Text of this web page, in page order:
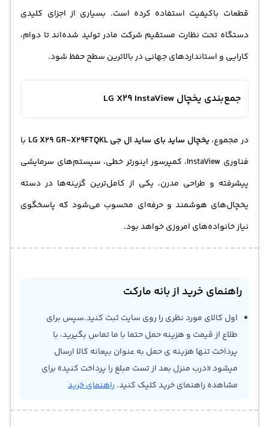
قطعات باکیفیت استفاده کرده است. بسیاری از اجزای کلیدی
دستگاه تحت نظارت مستقیم شرکت مادر تولید شده‌اند تا دوام،
کارایی و استانداردهای جهانی در بالاترین سطح حفظ شود.
جمع‌بندی یخچال LG X29 InstaView
در مجموع، یخچال ساید بای ساید ال جی LG X29 GR-X29FTQKL
با
فناوری InstaView، کمپرسور اینورتر خطی، سیستم‌های سرمایشی
پیشرفته و طراحی مدرن، یکی از کامل‌ترین گزینه‌ها در دسته
یخچال‌های هوشمند و حرفه‌ای محسوب می‌شود که پاسخگوی
نیاز خانواده‌های امروزی خواهد بود.
راهنمای خرید از بانه مارکت
اول کالای مورد نظری را روی سایت ثبت کنید.سپس برای
طلاع از قیمت و هزینه حمل حتما با ما تماس بگیرید، با
پرداخت تنها هزینه ی حمل به عنوان بیعانه کالا ارسال
میشود «درب منزل بعد از تست مبلغ را پرداخت کنید» برای
مشاهده راهنمای خرید کلیک کنید. راهنمای خرید